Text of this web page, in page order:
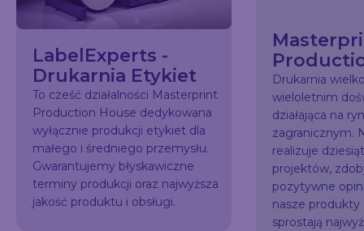
LabelExperts -
Drukarnia Etykiet
To cześć działalności Masterprint
Production House dedykowana
wyłącznie produkcji etykiet dla
małego i średniego przemysłu.
Gwarantujemy błyskawiczne
terminy produkcji oraz najwyższa
jakość produktu i obsługi.
Drukarnia
wieloletnim
działająca na
zagranicznym.
realizuje
projektów,
pozytywne
nasze
sprostają